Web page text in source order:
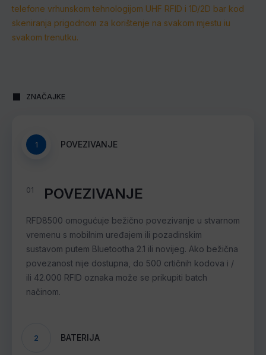
telefone vrhunskom tehnologijom UHF RFID i 1D/2D bar kod
skeniranja prigodnom za korištenje na svakom mjestu iu
svakom trenutku.
ZNAČAJKE
1 POVEZIVANJE
01 POVEZIVANJE
RFD8500 omogućuje bežično povezivanje u stvarnom
vremenu s mobilnim uređajem ili pozadinskim
sustavom putem Bluetootha 2.1 ili novijeg. Ako bežična
povezanost nije dostupna, do 500 crtičnih kodova i /
ili 42.000 RFID oznaka može se prikupiti batch
načinom.
2 BATERIJA